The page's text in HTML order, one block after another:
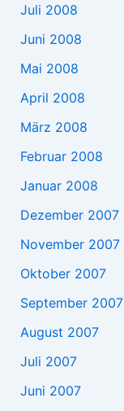
Juli 2008
Juni 2008
Mai 2008
April 2008
März 2008
Februar 2008
Januar 2008
Dezember 2007
November 2007
Oktober 2007
September 2007
August 2007
Juli 2007
Juni 2007